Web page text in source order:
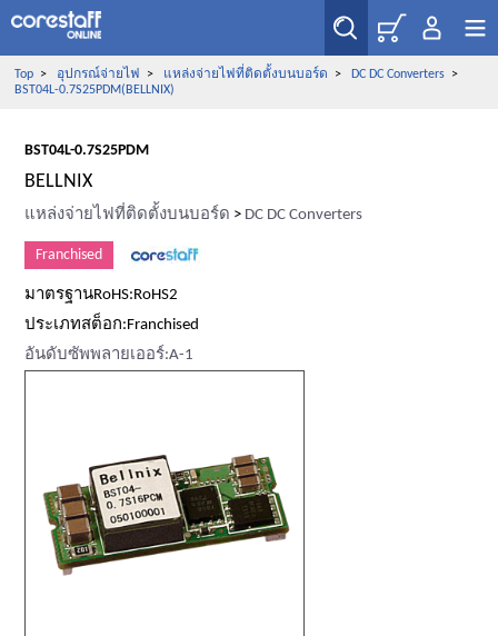
Top> อุปกรณ์จ่ายไฟ > แหล่งจ่ายไฟที่ติดตั้งบนบอร์ด > DC DC Converters>
BST04L-0.7S25PDM(BELLNIX)
BST04L-0.7S25PDM
BELLNIX
แหล่งจ่ายไฟที่ติดตั้งบนบอร์ด > DC DC Converters
Franchised
มาตรฐานRoHS:RoHS2
ประเภทสต็อก:Franchised
อันดับซัพพลายเออร์:A-1